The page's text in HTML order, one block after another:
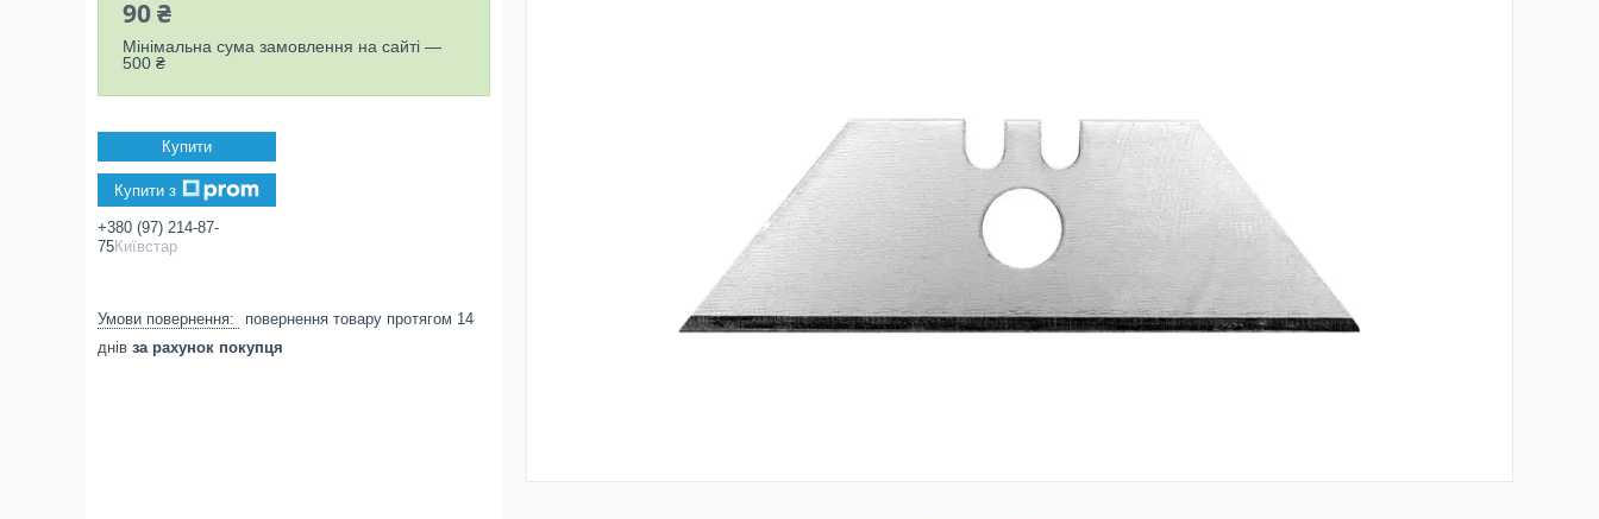
90 ₴
Мінімальна сума замовлення на сайті —
500 ₴
Купити
Купити з
+380 (97) 214-87-
75Київстар
повернення товару протягом 14
днів за рахунок покупця